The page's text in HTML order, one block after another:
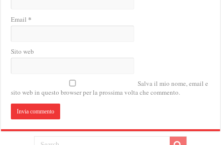
Email *
Sito web
Salva il mio nome, email e
sito web in questo browser per la prossima volta che commento.